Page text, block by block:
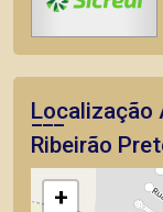
Localização
Ribeirão
+